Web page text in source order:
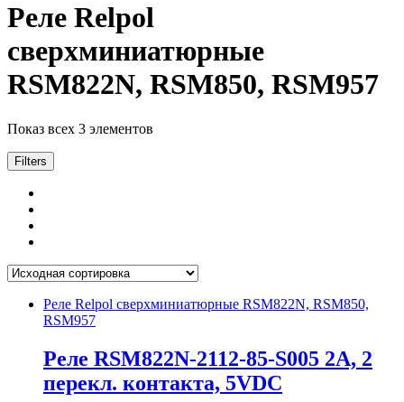
Реле Relpol
сверхминиатюрные
RSM822N, RSM850, RSM957
Показ всех 3 элементов
Filters
Реле Relpol сверхминиатюрные RSM822N, RSM850,
RSM957
Реле RSM822N-2112-85-S005 2A, 2
перекл. контакта, 5VDC